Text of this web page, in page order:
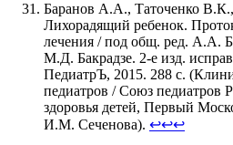
Баранов А.А., Таточенко
Лихорадящий ребенок.
лечения / под общ. ред. А.А.
М.Д. Бакрадзе. 2-е изд.
ПедиатрЪ, 2015. 288 с.
педиатров / Союз педиатров
здоровья детей, Первый
И.М. Сеченова). ↩↩↩